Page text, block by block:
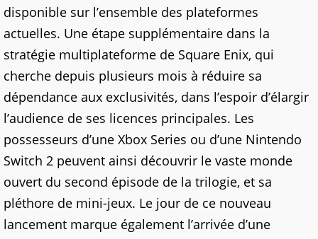
disponible sur l’ensemble des plateformes
actuelles. Une étape supplémentaire dans la
stratégie multiplateforme de Square Enix, qui
cherche depuis plusieurs mois à réduire sa
dépendance aux exclusivités, dans l’espoir d’élargir
l’audience de ses licences principales. Les
possesseurs d’une Xbox Series ou d’une Nintendo
Switch 2 peuvent ainsi découvrir le vaste monde
ouvert du second épisode de la trilogie, et sa
pléthore de mini-jeux. Le jour de ce nouveau
lancement marque également l’arrivée d’une